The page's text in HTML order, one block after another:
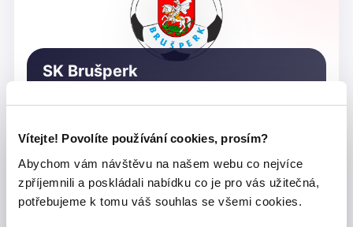
Vítejte! Povolíte používání cookies, prosím?
Abychom vám návštěvu na našem webu co nejvíce
zpříjemnili a poskládali nabídku co je pro vás užitečná,
potřebujeme k tomu váš souhlas se všemi cookies.
SK Brušperk